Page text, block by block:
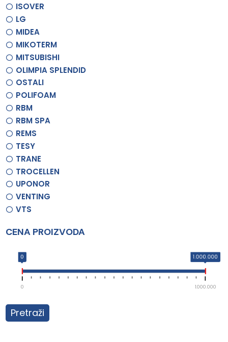
ISOVER
LG
MIDEA
MIKOTERM
MITSUBISHI
OLIMPIA SPLENDID
OSTALI
POLIFOAM
RBM
RBM SPA
REMS
TESY
TRANE
TROCELLEN
UPONOR
VENTING
VTS
CENA PROIZVODA
0 1.000.000
0 1.000.000
Pretraži